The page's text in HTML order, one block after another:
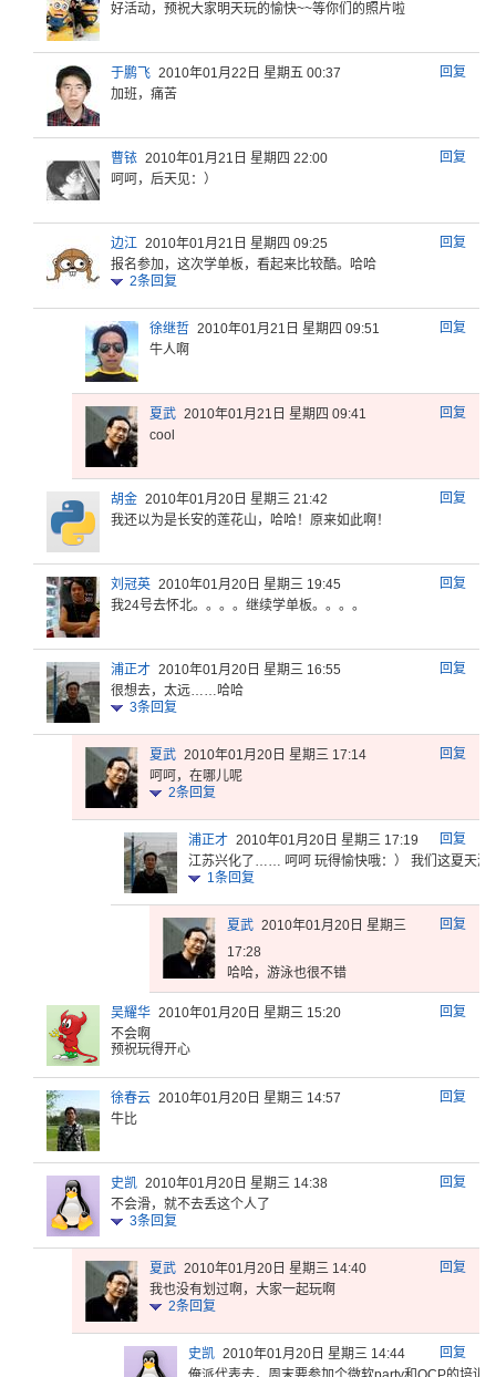
好活动，预祝大家明天玩的愉快~~等你们的照片啦
回复
于鹏飞 2010年01月22日 星期五 00:37
加班，痛苦
回复
曹铱 2010年01月21日 星期四 22:00
呵呵，后天见：）
回复
边江 2010年01月21日 星期四 09:25
报名参加， 这次学单板 ，看起来比较酷。哈哈
2条回复
回复
徐继哲 2010年01月21日 星期四 09:51
牛人啊
回复
夏武 2010年01月21日 星期四 09:41
cool
回复
胡金 2010年01月20日 星期三 21:42
我还以为是长安的莲花山，哈哈！ 原来如此啊 ！
回复
刘冠英 2010年01月20日 星期三 19:45
我24号去怀北。。。 。继续学单板。。。。
回复
浦正才 2010年01月20日 星期三 16:55
很想去，太远……哈哈
3条回复
回复
夏武 2010年01月20日 星期三 17:14
呵呵，在哪儿呢
2条回复
回复
浦正才 2010年01月20日 星期三 17:19
江苏兴化了…… 呵呵 玩得愉快哦：） 我们这夏天游
1条回复
回复
夏武 2010年01月20日 星期三
17:28
哈哈，游泳也很不错
回复
吴耀华 2010年01月20日 星期三 15:20
不会啊
预祝玩得开心
回复
徐春云 2010年01月20日 星期三 14:57
牛比
回复
史凯 2010年01月20日 星期三 14:38
不会滑，就不去丢这个人了
3条回复
回复
夏武 2010年01月20日 星期三 14:40
我也没有划过啊，大家一起玩啊
2条回复
回复
史凯 2010年01月20日 星期三 14:44